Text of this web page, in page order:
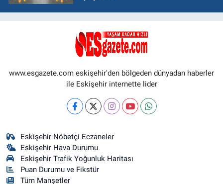
www.esgazete.com eskişehir'den bölgeden dünyadan haberler
ile Eskişehir internette lider
Eskişehir Nöbetçi Eczaneler
Eskişehir Hava Durumu
Eskişehir Trafik Yoğunluk Haritası
Puan Durumu ve Fikstür
Tüm Manşetler